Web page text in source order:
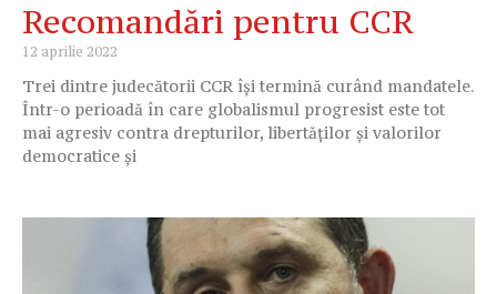
Recomandări pentru CCR
12 aprilie 2022
Trei dintre judecătorii CCR își termină curând mandatele.
Într-o perioadă în care globalismul progresist este tot
mai agresiv contra drepturilor, libertăților și valorilor
democratice și